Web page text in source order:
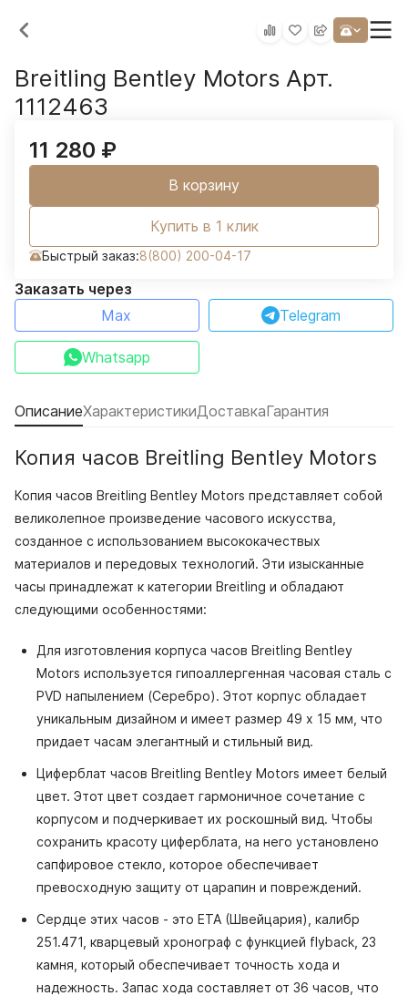
Breitling Bentley Motors Арт.
1112463
11 280 ₽
В корзину
Купить в 1 клик
Быстрый заказ:8(800) 200-04-17
Заказать через
Max
Telegram
Whatsapp
ОписаниеХарактеристикиДоставкаГарантия
Копия часов Breitling Bentley Motors
Копия часов Breitling Bentley Motors представляет собой
великолепное произведение часового искусства,
созданное с использованием высококачествых
материалов и передовых технологий. Эти изысканные
часы принадлежат к категории Breitling и обладают
следующими особенностями:
Для изготовления корпуса часов Breitling Bentley
Motors используется гипоаллергенная часовая сталь с
PVD напылением (Серебро). Этот корпус обладает
уникальным дизайном и имеет размер 49 x 15 мм, что
придает часам элегантный и стильный вид.
Циферблат часов Breitling Bentley Motors имеет белый
цвет. Этот цвет создает гармоничное сочетание с
корпусом и подчеркивает их роскошный вид. Чтобы
сохранить красоту циферблата, на него установлено
сапфировое стекло, которое обеспечивает
превосходную защиту от царапин и повреждений.
Сердце этих часов - это ETA (Швейцария), калибр
251.471, кварцевый хронограф с функцией flyback, 23
камня, который обеспечивает точность хода и
надежность. Запас хода составляет от 36 часов, что